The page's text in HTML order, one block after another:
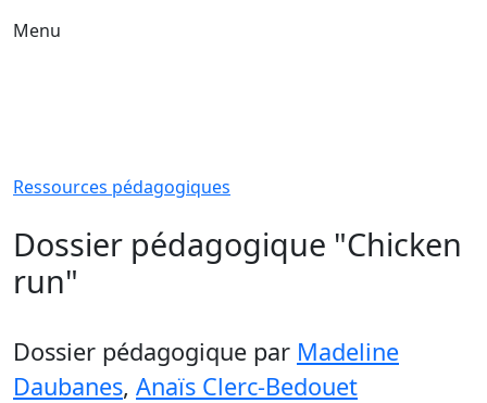
Menu
Ressources pédagogiques
Dossier pédagogique "Chicken
run"
Dossier pédagogique par Madeline
Daubanes, Anaïs Clerc-Bedouet